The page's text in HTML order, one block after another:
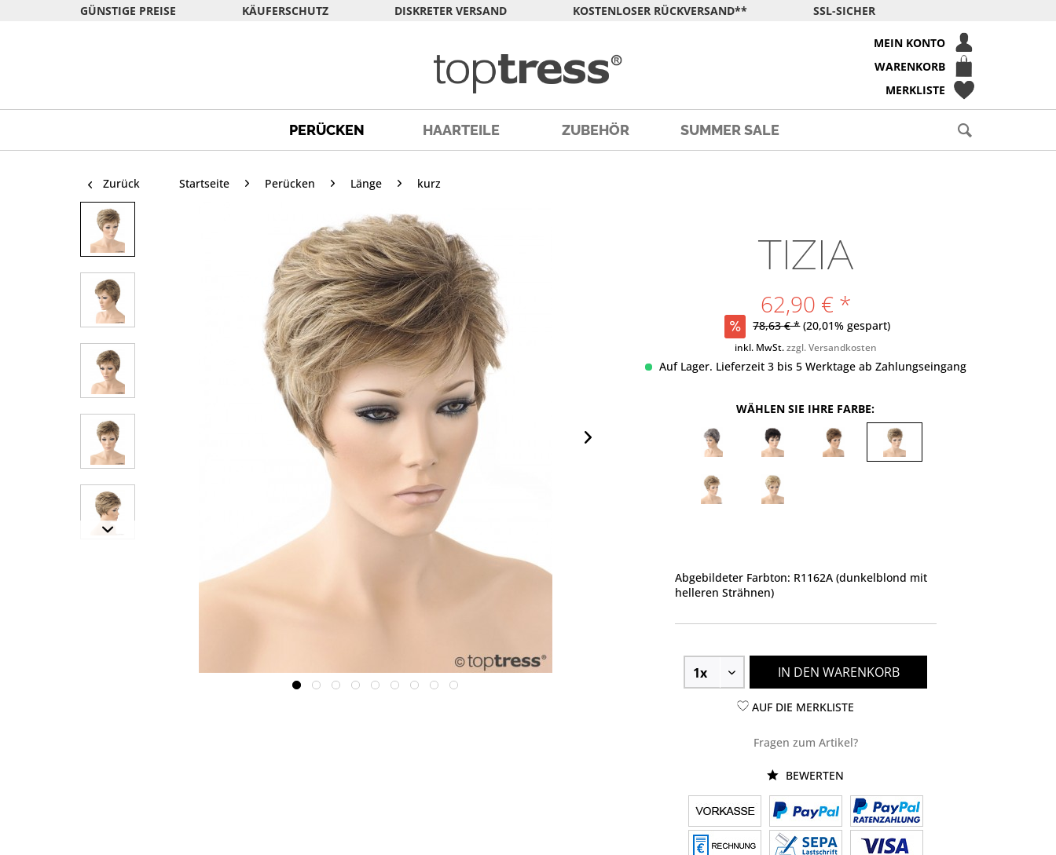
GÜNSTIGE PREISE KÄUFERSCHUTZ DISKRETER VERSAND KOSTENLOSER RÜCKVERSAND** SSL-SICHER
MEIN KONTO
WARENKORB
MERKLISTE
PERÜCKEN HAARTEILE ZUBEHÖR SUMMER SALE
Zurück Startseite Perücken Länge kurz
TIZIA
62,90 € *
78,63 € * (20,01% gespart)
inkl. MwSt.zzgl. Versandkosten
Auf Lager. Lieferzeit 3 bis 5 Werktage ab Zahlungseingang
WÄHLEN SIE IHRE FARBE:
Abgebildeter Farbton: R1162A (dunkelblond mit
helleren Strähnen)
IN DEN WARENKORB
AUF DIE MERKLISTE
Fragen zum Artikel?
BEWERTEN